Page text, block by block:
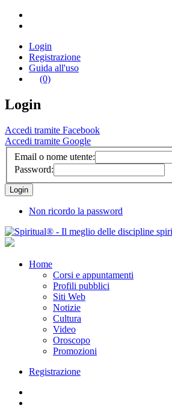
Login
Registrazione
Guida all'uso
(0)
Login
Accedi tramite Facebook
Accedi tramite Google
Email o nome utente:
Password:
Non ricordo la password
Home
Corsi e appuntamenti
Profili pubblici
Siti Web
Notizie
Cultura
Video
Oroscopo
Promozioni
Registrazione